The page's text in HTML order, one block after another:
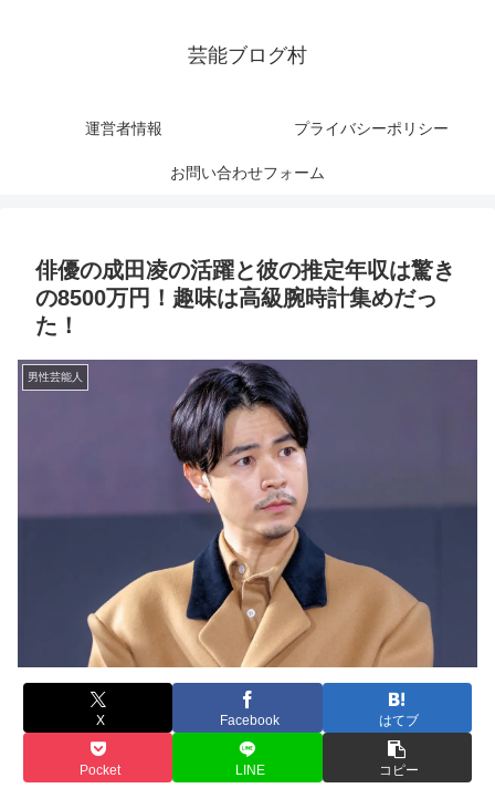
芸能ブログ村
運営者情報 プライバシーポリシー
お問い合わせフォーム
俳優の成田凌の活躍と彼の推定年収は驚き
の8500万円！趣味は高級腕時計集めだっ
た！
男性芸能人
X Facebook はてブ
Pocket LINE コピー